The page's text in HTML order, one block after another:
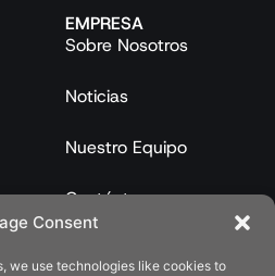
Consent
we use technologies like cookies to
EMPRESA
Sobre Nosotros
Noticias
Nuestro Equipo
Contáctanos